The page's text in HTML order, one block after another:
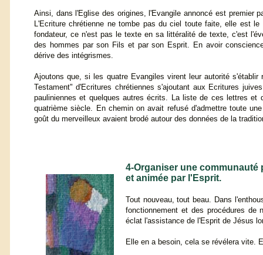
Ainsi, dans l'Eglise des origines, l'Evangile annoncé est premier
L'Ecriture chrétienne ne tombe pas du ciel toute faite, elle est
fondateur, ce n'est pas le texte en sa littéralité de texte, c'est
des hommes par son Fils et par son Esprit. En avoir
dérive des intégrismes.
Ajoutons que, si les quatre Evangiles virent leur autorité
Testament" d'Ecritures chrétiennes s'ajoutant aux Ecritures
pauliniennes et quelques autres écrits. La liste de ces lettres
quatrième siècle. En chemin on avait refusé d'admettre toute
goût du merveilleux avaient brodé autour des données de la
4-Organiser une communauté
et animée par l'Esprit.
Tout nouveau, tout beau. Dans
fonctionnement et des procédures de
éclat l'assistance de l'Esprit de Jésus
Elle en a besoin, cela se révélera vite.